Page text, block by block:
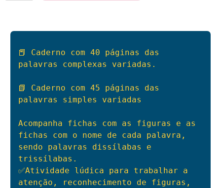
📕 Caderno com 40 páginas das
palavras complexas variadas.
📗 Caderno com 45 páginas das
palavras simples variadas
Acompanha fichas com as figuras e as
fichas com o nome de cada palavra,
sendo palavras dissílabas e
trissílabas.
✅Atividade lúdica para trabalhar a
atenção, reconhecimento de figuras,